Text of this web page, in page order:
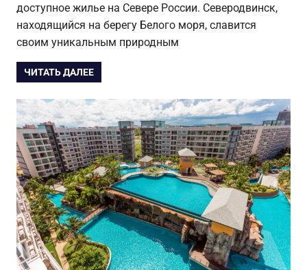
доступное жилье на Севере России. Северодвинск,
находящийся на берегу Белого моря, славится
своим уникальным природным
ЧИТАТЬ ДАЛЕЕ